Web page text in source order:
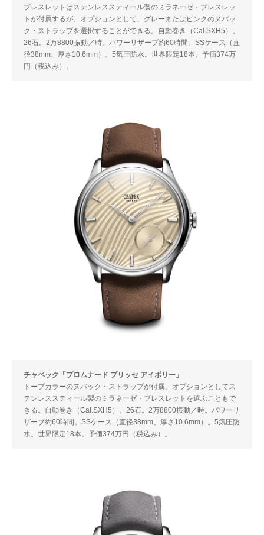
ブレスレットはステンレススティール製のミラネーゼ・ブレスレッ
トが付属するが、オプションとして、グレーまたはピンクのヌバッ
ク・ストラップを選択することができる。自動巻き（Cal.SXH5）。
26石。2万8800振動／時。パワーリザーブ約60時間。SSケース（直
径38mm、厚さ10.6mm）。5気圧防水。世界限定18本。予価374万
円（税込み）。
チャペック「プロムナード プリッセ アイボリー」
トープカラーのヌバック・ストラップが付属。オプションとしてス
テンレススティール製のミラネーゼ・ブレスレットを選ぶこともで
きる。自動巻き（Cal.SXH5）。26石。2万8800振動／時。パワーリ
ザーブ約60時間。SSケース（直径38mm、厚さ10.6mm）。5気圧防
水。世界限定18本。予価374万円（税込み）。